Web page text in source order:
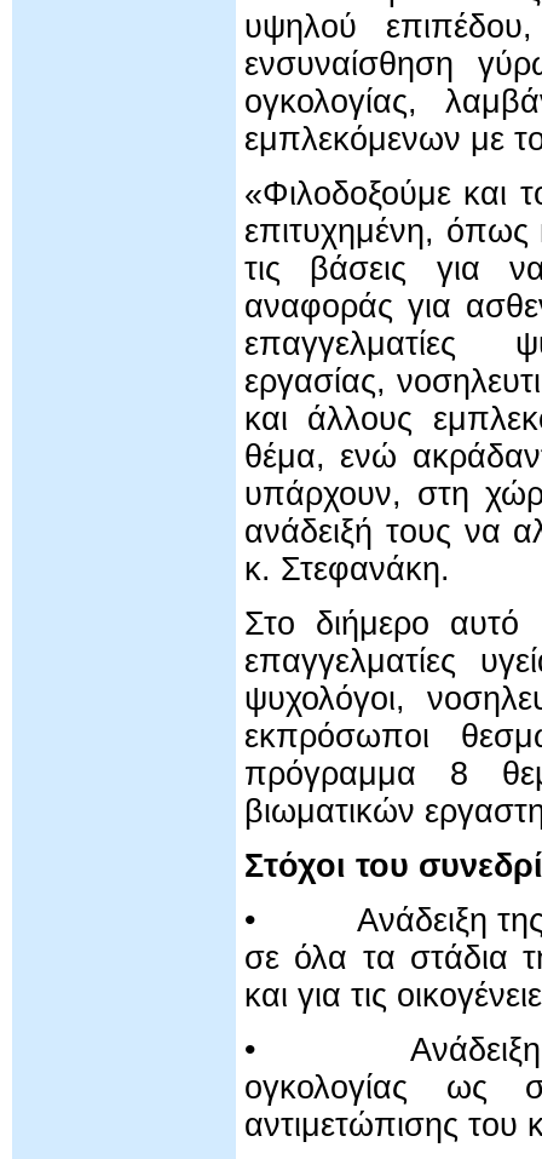
υψηλού
ενσυναίσθηση
ογκολογίας,
εμπλεκόμενων με
«Φιλοδοξούμε και
επιτυχημένη,
τις βάσεις για
αναφοράς για
επαγγελματίες
εργασίας,
και άλλους
θέμα, ενώ
υπάρχουν, στη
ανάδειξή τους να
κ. Στεφανάκη.
Στο διήμερο αυτό
επαγγελματίες
ψυχολόγοι,
εκπρόσωποι
πρόγραμμα 8
βιωματικών
Στόχοι του
• Ανάδειξη της
σε όλα τα στάδια
και για τις
• Ανάδειξη της
ογκολογίας ως
αντιμετώπισης του